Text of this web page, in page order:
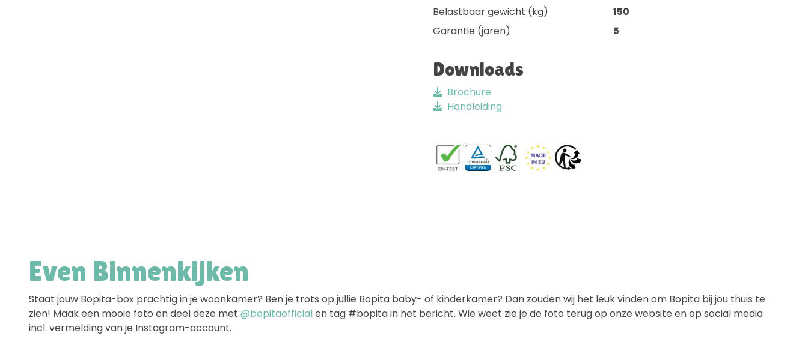
Belastbaar gewicht (kg)
150
Garantie (jaren)
5
Downloads
Brochure
Handleiding
Even Binnenkijken
Staat jouw Bopita-box prachtig in je woonkamer? Ben je trots op jullie Bopita baby- of kinderkamer? Dan zouden wij het leuk vinden om Bopita bij jou thuis te
zien! Maak een mooie foto en deel deze met @bopitaofficial en tag #bopita in het bericht. Wie weet zie je de foto terug op onze website en op social media
incl. vermelding van je Instagram-account.